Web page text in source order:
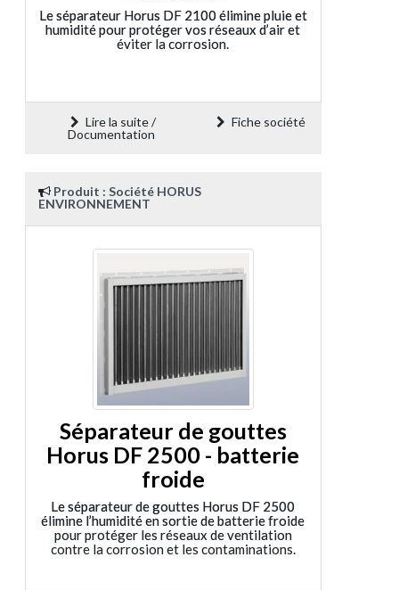
Le séparateur Horus DF 2100 élimine pluie et
humidité pour protéger vos réseaux d’air et
éviter la corrosion.
Lire la suite /
Documentation
Fiche société
Produit : Société HORUS
ENVIRONNEMENT
Séparateur de gouttes
Horus DF 2500 - batterie
froide
Le séparateur de gouttes Horus DF 2500
élimine l’humidité en sortie de batterie froide
pour protéger les réseaux de ventilation
contre la corrosion et les contaminations.